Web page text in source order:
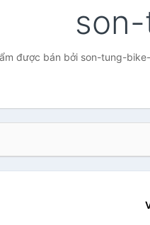
được bán bởi son-tung-